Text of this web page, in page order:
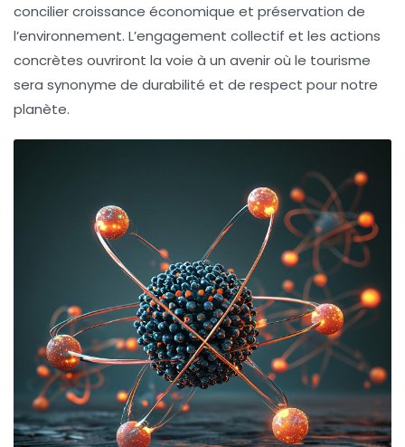
concilier croissance économique et préservation de
l’environnement. L’engagement collectif et les actions
concrètes ouvriront la voie à un avenir où le tourisme
sera synonyme de durabilité et de respect pour notre
planète.